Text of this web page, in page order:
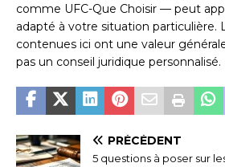
comme UFC-Que Choisir — peut
adapté à votre situation particulière.
contenues ici ont une valeur
pas un conseil juridique personnalisé.
PRÉCÉDENT
5 questions à poser sur